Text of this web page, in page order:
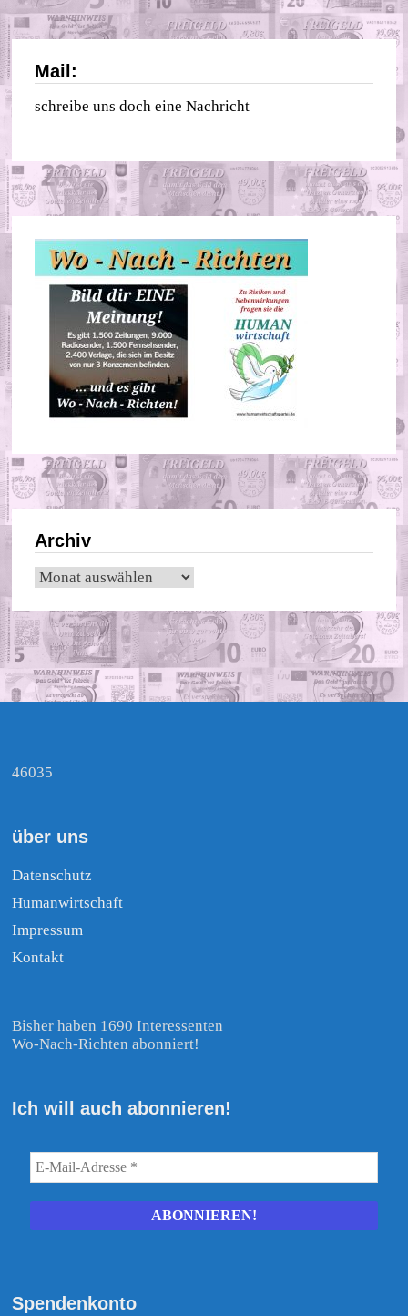
Mail:
schreibe uns doch eine Nachricht
Archiv
Archiv
46035
über uns
Datenschutz
Humanwirtschaft
Impressum
Kontakt
Bisher haben 1690 Interessenten
Wo-Nach-Richten abonniert!
Ich will auch abonnieren!
Spendenkonto